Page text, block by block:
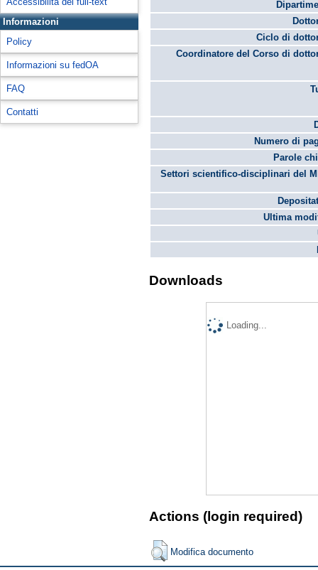
Informazioni
Policy
Informazioni su fedOA
FAQ
Contatti
Ciclo di
Coordinatore del Corso di
Numero di
Parole
Settori scientifico-disciplinari del
Ultima
Downloads
Loading...
Actions (login required)
Modifica documento